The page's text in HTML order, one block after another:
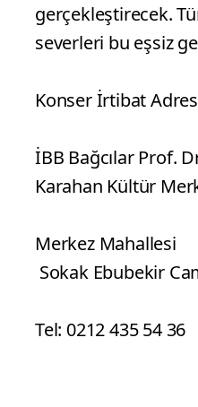
gerçekleştirecek.
severleri bu eşsiz
Konser İrtibat
İBB Bağcılar Prof.
Karahan Kültür
Merkez Mahallesi
Sokak Ebubekir
Tel: 0212 435 54 36